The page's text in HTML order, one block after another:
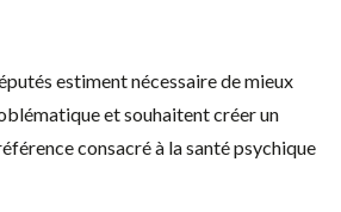
estiment nécessaire de mieux
et souhaitent créer un
consacré à la santé psychique